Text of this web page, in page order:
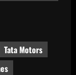
Tata Motors